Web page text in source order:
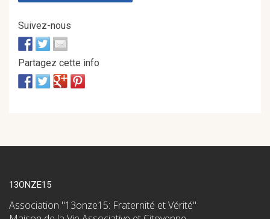
Suivez-nous
Partagez cette info
13ONZE15
Association "13onze15: Fraternité et Vérité"